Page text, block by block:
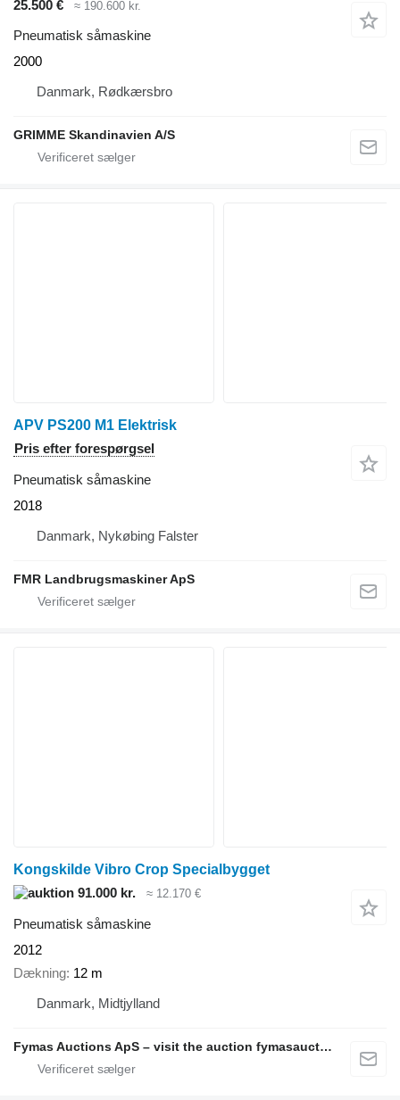
25.500 € ≈ 190.600 kr.
Pneumatisk såmaskine
2000
Danmark, Rødkærsbro
GRIMME Skandinavien A/S
APV PS200 M1 Elektrisk
Pris efter forespørgsel
Pneumatisk såmaskine
2018
Danmark, Nykøbing Falster
FMR Landbrugsmaskiner ApS
Kongskilde Vibro Crop Specialbygget
91.000 kr.
≈ 12.170 €
Pneumatisk såmaskine
2012
Dækning 12 m
Danmark, Midtjylland
Fymas Auctions ApS – visit the auction fymasauctions.dk